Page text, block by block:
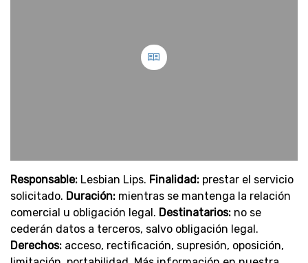
Responsable: Lesbian Lips. Finalidad: prestar el servicio
solicitado. Duración: mientras se mantenga la relación
comercial u obligación legal. Destinatarios: no se
cederán datos a terceros, salvo obligación legal.
Derechos: acceso, rectificación, supresión, oposición,